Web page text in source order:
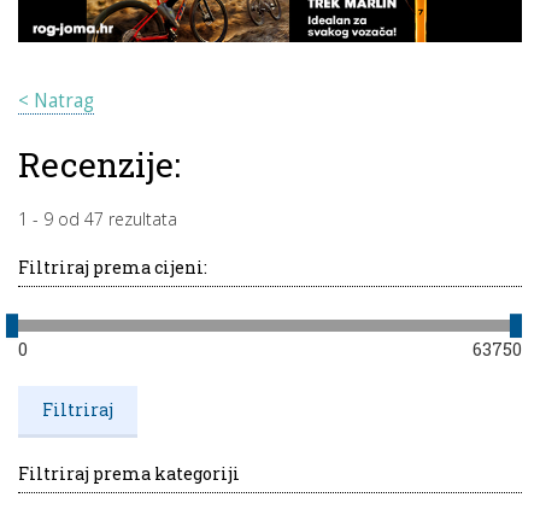
< Natrag
Recenzije:
1 - 9 od 47 rezultata
Filtriraj prema cijeni:
0 63750
Filtriraj prema kategoriji